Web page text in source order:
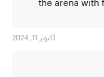
the arena with
أكتوبر 11, 2024